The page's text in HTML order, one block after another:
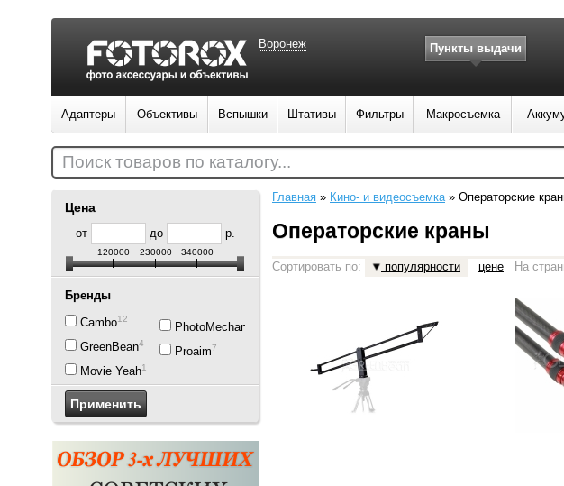
Цена
от до р.
120000 230000 340000
Бренды
Cambo12
GreenBean4
Movie Yeah1
PhotoMechanics
Proaim7
Главная » Кино- и видеосъемка» Операторские
Операторские краны
Сортировать по: популярности цене На
Воронеж Пункты выдачи
Адаптеры Объективы Вспышки Штативы Фильтры Макросъемка
Поиск товаров по каталогу...